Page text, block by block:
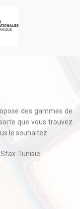
des gammes de
que vous trouvez
le souhaitez.
Tunisie